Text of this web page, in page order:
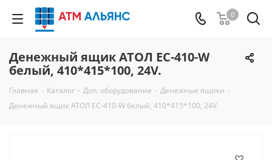
0
Денежный ящик АТОЛ EC-410-W
белый, 410*415*100, 24V.
Главная - Каталог - Доп. оборудование - Денежные ящики -
Денежный ящик АТОЛ EC-410-W белый, 410*415*100, 24V.